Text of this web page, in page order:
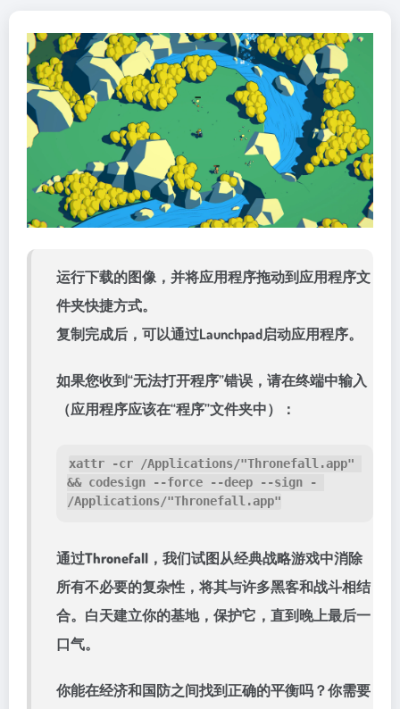
运行下载的图像，并将应用程序拖动到应用程序文
件夹快捷方式。
复制完成后，可以通过Launchpad启动应用程序。
如果您收到“无法打开程序”错误，请在终端中输入
（应用程序应该在“程序”文件夹中）：
xattr -cr /Applications/"Thronefall.app"
&& codesign --force --deep --sign -
/Applications/"Thronefall.app"
通过Thronefall，我们试图从经典战略游戏中消除
所有不必要的复杂性，将其与许多黑客和战斗相结
合。白天建立你的基地，保护它，直到晚上最后一
口气。
你能在经济和国防之间找到正确的平衡吗？你需要